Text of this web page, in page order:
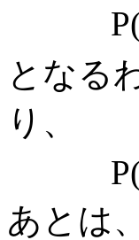
となる
り、
あとは